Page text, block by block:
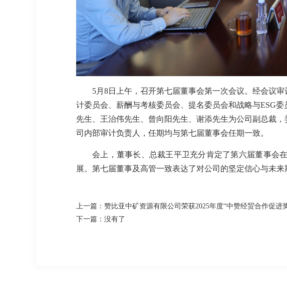
5月8日上午，召开第七届董事会第一次会议。经会议
计委员会、薪酬与考核委员会、提名委员会和战略与ESG
先生、王治伟先生、曾向阳先生、谢添先生为公司副总裁
司内部审计负责人，任期均与第七届董事会任期一致。
会上，董事长、总裁王平卫充分肯定了第六届董事会
展。第七届董事及高管一致表达了对公司的坚定信心与未
上一篇：赞比亚中矿资源有限公司荣获2025年度“中赞经贸合作促进
下一篇：没有了